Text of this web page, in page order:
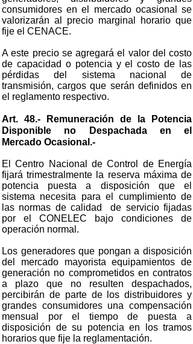
consumidores en el mercado ocasional se
valorizarán al precio marginal horario que
fije el CENACE.
A este precio se agregará el valor del costo
de capacidad o potencia y el costo de las
pérdidas del sistema nacional de
transmisión, cargos que serán definidos en
el reglamento respectivo.
Art. 48.- Remuneración de la Potencia
Disponible no Despachada en el
Mercado Ocasional.-
El Centro Nacional de Control de Energía
fijará trimestralmente la reserva máxima de
potencia puesta a disposición que el
sistema necesita para el cumplimiento de
las normas de calidad de servicio fijadas
por el CONELEC bajo condiciones de
operación normal.
Los generadores que pongan a disposición
del mercado mayorista equipamientos de
generación no comprometidos en contratos
a plazo que no resulten despachados,
percibirán de parte de los distribuidores y
grandes consumidores una compensación
mensual por el tiempo de puesta a
disposición de su potencia en los tramos
horarios que fije la reglamentación.